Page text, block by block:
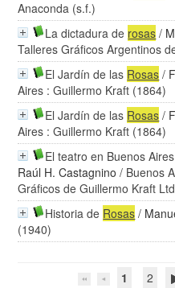
Anaconda (s.f.)
La dictadura de rosas /
Talleres Gráficos Argentinos
El Jardín de las Rosas /
Aires : Guillermo Kraft (1864)
El Jardín de las Rosas /
Aires : Guillermo Kraft (1864)
El teatro en Buenos
Raúl H. Castagnino / Buenos
Gráficos de Guillermo Kraft
Historia de Rosas /
(1940)
1 2